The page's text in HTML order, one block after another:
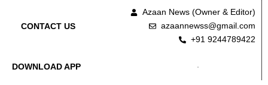
CONTACT US
Azaan News (Owner & Editor)
azaannewss@gmail.com
+91 9244789422
DOWNLOAD APP